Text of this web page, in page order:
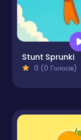
Stunt Sprunki
0 (0 Голосів)